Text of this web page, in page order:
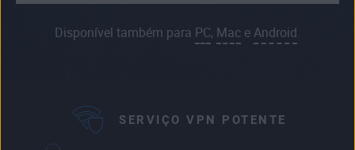
Disponível também para PC, Mac e Android.
SERVIÇO VPN POTENTE